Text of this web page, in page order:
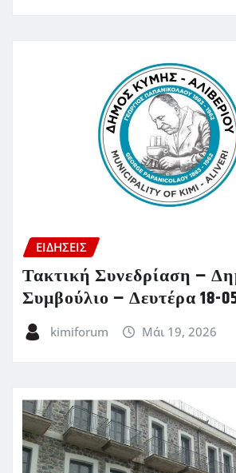
ΕΙΔΗΣΕΙΣ
Τακτική Συνεδρίαση –
Συμβούλιο – Δευτέρα 18-
kimiforum Μάι 19, 2026